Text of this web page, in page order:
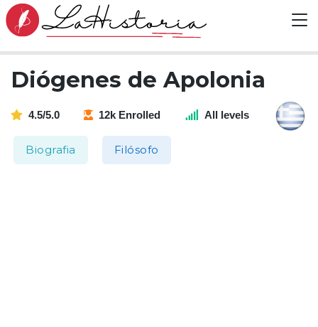
Diógenes de Apolonia
4.5/5.0 12k Enrolled All levels
Biografia Filósofo